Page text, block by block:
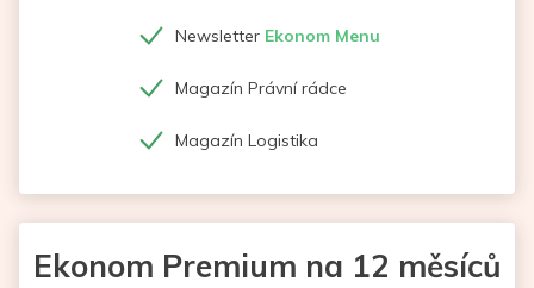
Newsletter Ekonom Menu
Magazín Právní rádce
Magazín Logistika
Ekonom Premium na 12 měsíců